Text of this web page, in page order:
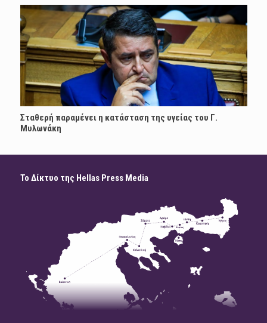
Σταθερή παραμένει η κατάσταση της υγείας του Γ.
Μυλωνάκη
Το Δίκτυο της Hellas Press Media